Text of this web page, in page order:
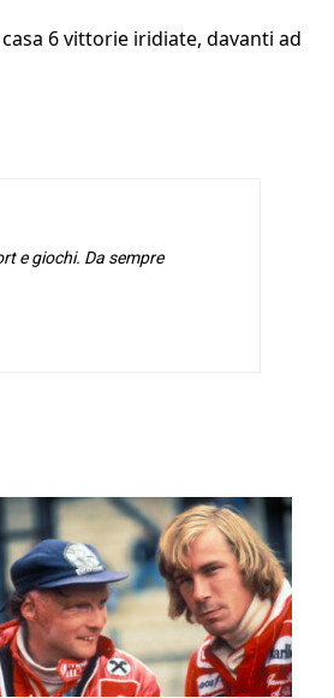
6 vittorie iridiate, davanti ad
e giochi. Da sempre